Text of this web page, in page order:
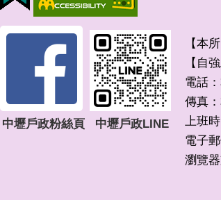
中壢戶政粉絲頁 中壢戶政LINE
【本
【自
電話
傳真
上班
電子
瀏覽